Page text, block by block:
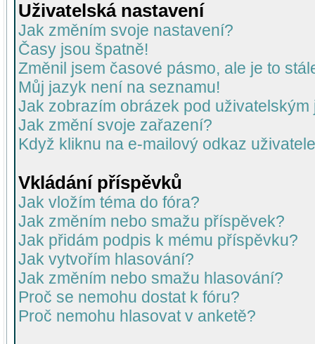
Uživatelská nastavení
Jak změním svoje nastavení?
Časy jsou špatně!
Změnil jsem časové pásmo, ale je to
Můj jazyk není na seznamu!
Jak zobrazím obrázek pod uživatelským
Jak změní svoje zařazení?
Když kliknu na e-mailový odkaz
Vkládání příspěvků
Jak vložím téma do fóra?
Jak změním nebo smažu příspěvek?
Jak přidám podpis k mému příspěvku?
Jak vytvořím hlasování?
Jak změním nebo smažu hlasování?
Proč se nemohu dostat k fóru?
Proč nemohu hlasovat v anketě?